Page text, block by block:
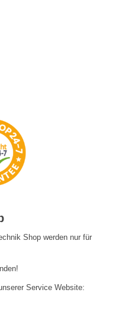
Shop werden nur für
Service Website: